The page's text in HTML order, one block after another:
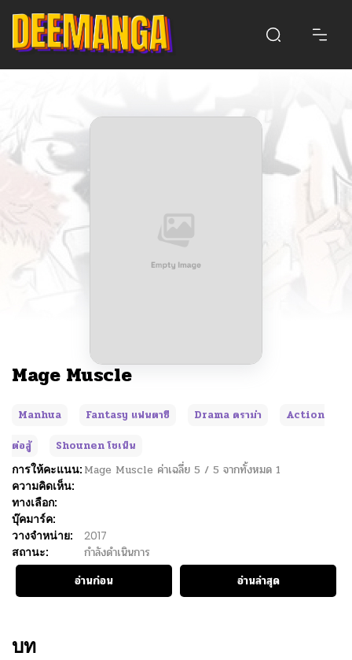
Mage Muscle
Manhua Fantasy แฟนตาซี Drama ดราม่า
Action
ต่อสู้
Shounen โชเน็น
การให้คะแนน: Mage Muscle ค่าเฉลี่ย 5 / 5 จากทั้งหมด 1
ความคิดเห็น:
ทางเลือก:
บุ๊คมาร์ค:
วางจำหน่าย:
2017
สถานะ:
กำลังดำเนินการ
อ่านก่อน
อ่านล่าสุด
บท